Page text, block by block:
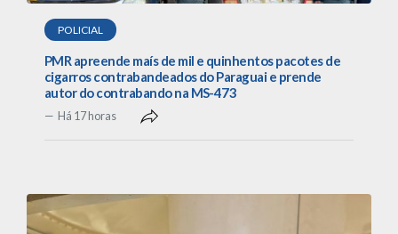
POLICIAL
PMR apreende maís de mil e quinhentos pacotes de
cigarros contrabandeados do Paraguai e prende
autor do contrabando na MS-473
Há 17 horas